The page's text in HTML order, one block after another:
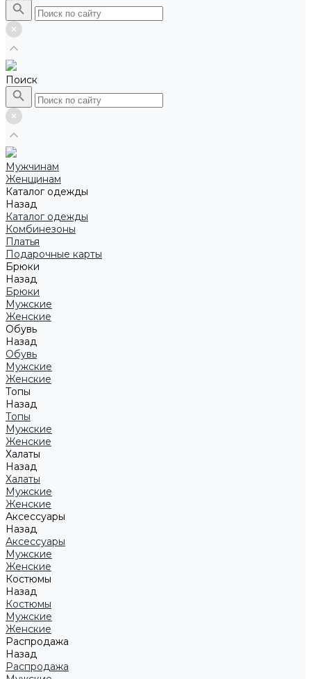
Поиск
Мужчинам
Женщинам
Каталог одежды
Назад
Каталог одежды
Комбинезоны
Платья
Подарочные карты
Брюки
Назад
Брюки
Мужские
Женские
Обувь
Назад
Обувь
Мужские
Женские
Топы
Назад
Топы
Мужские
Женские
Халаты
Назад
Халаты
Мужские
Женские
Аксессуары
Назад
Аксессуары
Мужские
Женские
Костюмы
Назад
Костюмы
Мужские
Женские
Распродажа
Назад
Распродажа